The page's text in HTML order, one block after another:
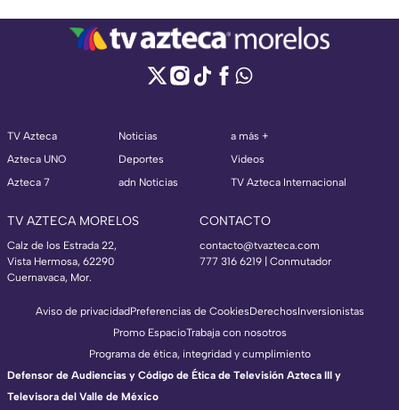
TV Azteca
Azteca UNO
Azteca 7
Noticias
Deportes
adn Noticias
a más +
Videos
TV Azteca Internacional
TV AZTECA MORELOS
Calz de los Estrada 22,
Vista Hermosa, 62290
Cuernavaca, Mor.
CONTACTO
contacto@tvazteca.com
777 316 6219 | Conmutador
Aviso de privacidadPreferencias de CookiesDerechosInversionistas
Promo EspacioTrabaja con nosotros
Programa de ética, integridad y cumplimiento
Defensor de Audiencias y Código de Ética de Televisión Azteca III y
Televisora del Valle de México